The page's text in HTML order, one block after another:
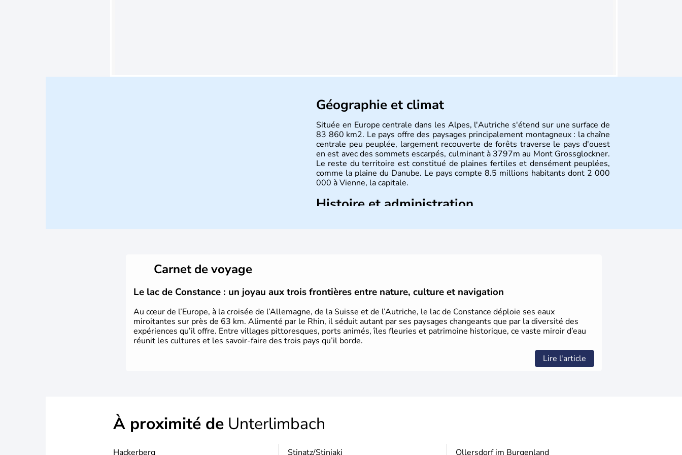
Géographie et climat
Située en Europe centrale dans les Alpes, l'Autriche s'étend sur une surface de
83 860 km2. Le pays offre des paysages principalement montagneux : la chaîne
centrale peu peuplée, largement recouverte de forêts traverse le pays d'ouest
en est avec des sommets escarpés, culminant à 3797m au Mont Grossglockner.
Le reste du territoire est constitué de plaines fertiles et densément peuplées,
comme la plaine du Danube. Le pays compte 8.5 millions habitants dont 2 000
000 à Vienne, la capitale.
Histoire et administration
Carnet de voyage
Le lac de Constance : un joyau aux trois frontières entre nature, culture et navigation
Au cœur de l’Europe, à la croisée de l’Allemagne, de la Suisse et de l’Autriche, le lac de Constance déploie ses eaux
miroitantes sur près de 63 km. Alimenté par le Rhin, il séduit autant par ses paysages changeants que par la diversité des
expériences qu’il offre. Entre villages pittoresques, ports animés, îles fleuries et patrimoine historique, ce vaste miroir d’eau
réunit les cultures et les savoir-faire des trois pays qu’il borde.
Lire l'article
À proximité de Unterlimbach
Hackerberg Stinatz/Stinjaki Ollersdorf im Burgenland